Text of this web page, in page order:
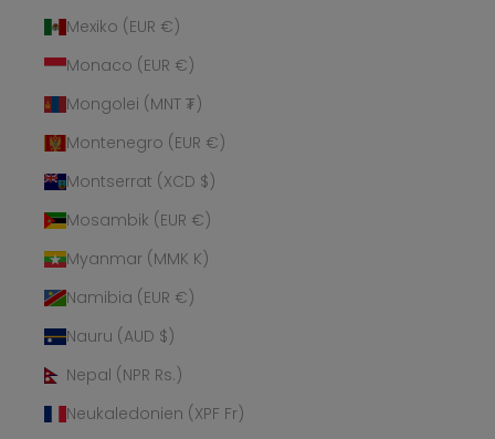
Mexiko (EUR €)
Monaco (EUR €)
Mongolei (MNT ₮)
Montenegro (EUR €)
Montserrat (XCD $)
Mosambik (EUR €)
Myanmar (MMK K)
Namibia (EUR €)
Nauru (AUD $)
Nepal (NPR Rs.)
Neukaledonien (XPF Fr)